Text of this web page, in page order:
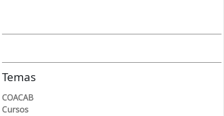
Temas
COACAB
Cursos